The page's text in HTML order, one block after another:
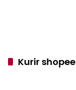
Kurir shopee